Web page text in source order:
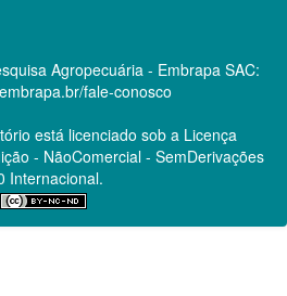
Agropecuária - Embrapa SAC:
fale-conosco
está licenciado sob a Licença
- NãoComercial - SemDerivações
Internacional.